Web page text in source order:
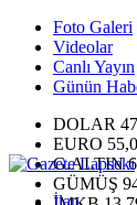
Foto Galeri
Videolar
Canlı Yayın
Günün
DOLAR
EURO
G.ALTIN
GÜMÜŞ
İlan